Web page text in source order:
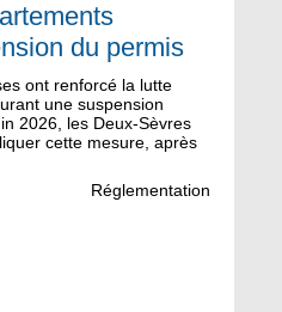
du permis
ont renforcé la lutte
une suspension
2026, les Deux-Sèvres
cette mesure, après
Réglementation